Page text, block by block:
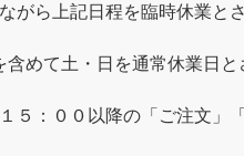
がら上記日程を臨時休業と
含めて土・日を通常休業日と
５：００以降の「ご注文」